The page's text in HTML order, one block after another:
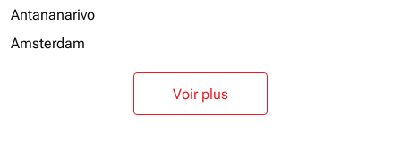
Antananarivo
Amsterdam
Voir plus